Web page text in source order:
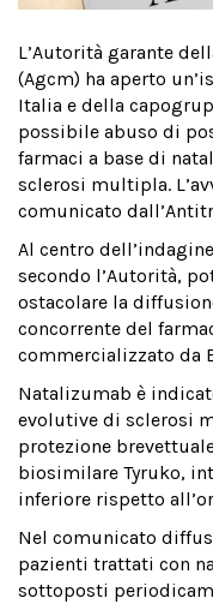
L’Autorità garante
(Agcm) ha aperto
Italia e della
possibile abuso di
farmaci a base di
sclerosi multipla.
comunicato
Al centro
secondo l’Autorità,
ostacolare la
concorrente del
commercializzato da
Natalizumab è
evolutive di sclerosi
protezione
biosimilare Tyruko,
inferiore rispetto
Nel comunicato
pazienti trattati con
sottoposti